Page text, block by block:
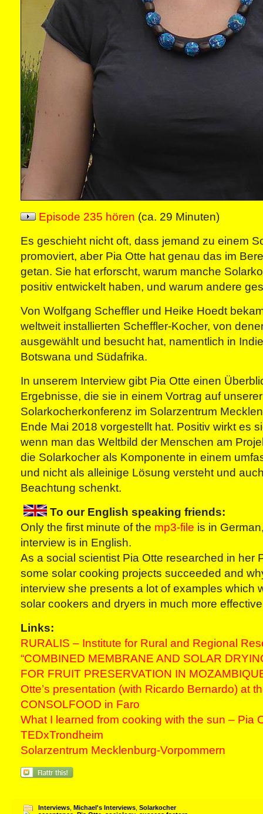
Episode 235 hören (ca. 29 Minuten)
Es geschieht nicht oft, dass jemand zu einem
promoviert, aber Pia Otte hat genau das im
getan. Sie hat erforscht, warum manche
positiv entwickelt haben, und warum andere
Von Wolfgang Scheffler und Heike Hoedt
weltweit installierten Scheffler-Kocher, von
ausgewählt und besucht hat, namentlich in
Botswana und Südafrika.
In unserem Interview gibt Pia Otte einen
Ergebnisse, die sie in einem Vortrag auf
Solarkocherkonferenz im Solarzentrum
Ende Mai 2018 vorgestellt hat. Positiv wirkt es
wenn man das Weltbild der Menschen am
die Solarkocher als Komponente in einem
und nicht als alleinige Lösung versteht und
Beachtung schenkt.
To our English speaking friends:
Only the first minute of the mp3-file is in
interview is in English.
As a social scientist Pia Otte researched in her
some solar cooking projects succeeded and
interview she presents a lot of examples which
solar cookers and dryers in much more
Links:
RURALIS – Institute for Rural and Regional
“COMBINED MEMBRANE AND SOLAR
FOR FRUIT PRESERVATION IN
Otte’s presentation (with Ricardo Bernardo) at
CONSOLFOOD in Faro
What I learned from cooking with the sun – Pia
TEDxTrondheim
Solarzentrum Mecklenburg-Vorpommern
Interviews Michael's Interviews Solarkocher